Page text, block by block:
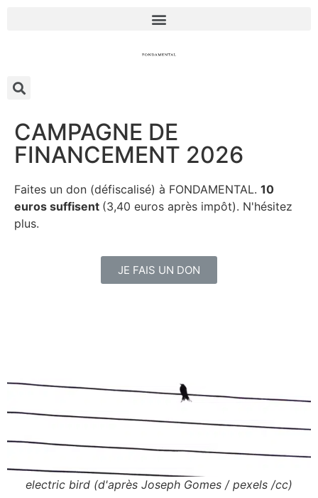
CAMPAGNE DE
FINANCEMENT 2026
Faites un don (défiscalisé) à FONDAMENTAL. 10
euros suffisent (3,40 euros après impôt). N'hésitez
plus.
JE FAIS UN DON
electric bird (d'après Joseph Gomes / pexels /cc)